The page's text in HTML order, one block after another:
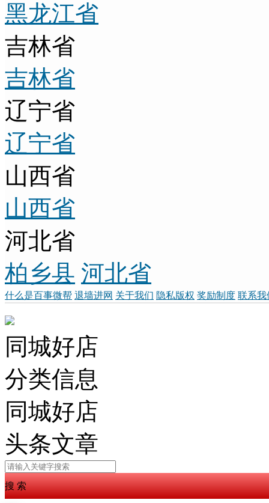
黑龙江省
吉林省
吉林省
辽宁省
辽宁省
山西省
山西省
河北省
柏乡县 河北省
什么是百事微帮 退墙进网 关于我们 隐私版权 奖励制度 联系我
同城好店
分类信息
同城好店
头条文章
搜 索